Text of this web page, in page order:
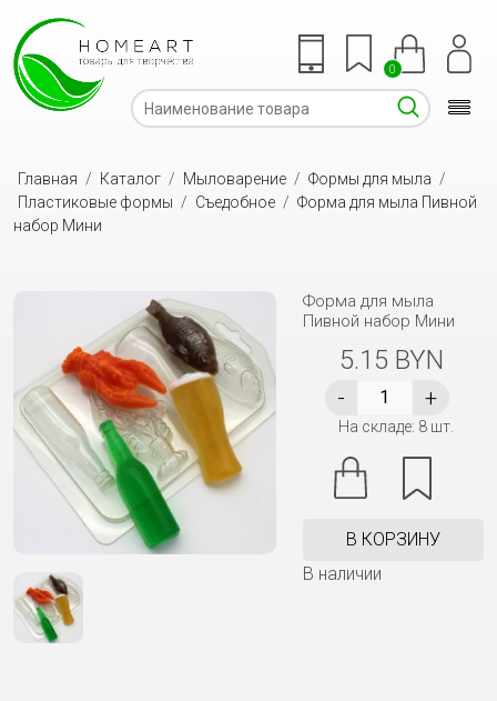
0
Главная / Каталог / Мыловарение / Формы для мыла /
Пластиковые формы / Съедобное / Форма для мыла Пивной
набор Мини
Форма для мыла
Пивной набор Мини
5.15 BYN
На складе: 8 шт.
В КОРЗИНУ
В наличии